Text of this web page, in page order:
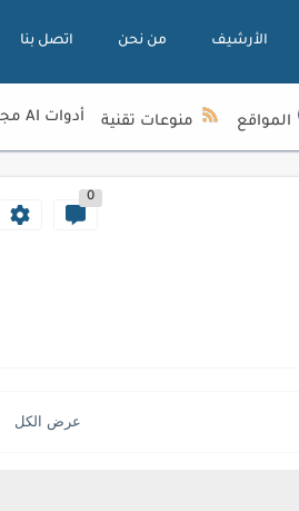
الأرشيف من نحن اتصل بنا
المواقع منوعات تقنية أدوات AI مجانية
0